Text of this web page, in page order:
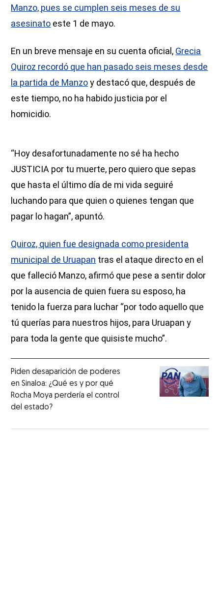
Manzo, pues se cumplen seis meses de su
asesinato este 1 de mayo.
En un breve mensaje en su cuenta oficial, Grecia
Quiroz recordó que han pasado seis meses desde
la partida de Manzoy destacó que, después de
este tiempo, no ha habido justicia por el
homicidio.
“Hoy desafortunadamente no sé ha hecho
JUSTICIA por tu muerte, pero quiero que sepas
que hasta el último día de mi vida seguiré
luchando para que quien o quienes tengan que
pagar lo hagan”, apuntó.
Quiroz, quien fue designada como presidenta
municipal de Uruapan tras el ataque directo en el
que falleció Manzo, afirmó que pese a sentir dolor
por la ausencia de quien fuera su esposo, ha
tenido la fuerza para luchar “por todo aquello que
tú querías para nuestros hijos, para Uruapan y
para toda la gente que quisiste mucho”.
Piden desaparición de poderes
en Sinaloa: ¿Qué es y por qué
Rocha Moya perdería el control
del estado?